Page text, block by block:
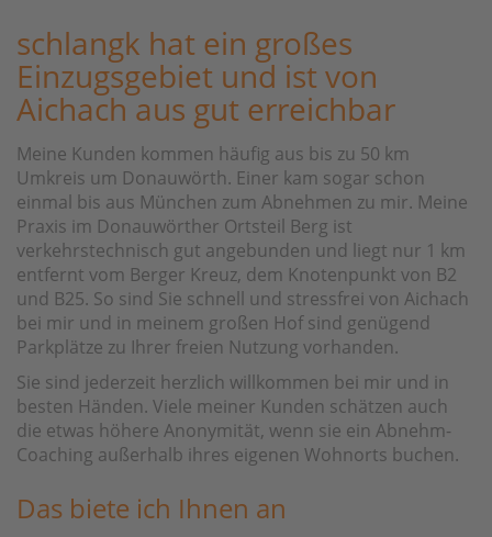
schlangk hat ein großes
Einzugsgebiet und ist von
Aichach aus gut erreichbar
Meine Kunden kommen häufig aus bis zu 50 km
Umkreis um Donauwörth. Einer kam sogar schon
einmal bis aus München zum Abnehmen zu mir. Meine
Praxis im Donauwörther Ortsteil Berg ist
verkehrstechnisch gut angebunden und liegt nur 1 km
entfernt vom Berger Kreuz, dem Knotenpunkt von B2
und B25. So sind Sie schnell und stressfrei von Aichach
bei mir und in meinem großen Hof sind genügend
Parkplätze zu Ihrer freien Nutzung vorhanden.
Sie sind jederzeit herzlich willkommen bei mir und in
besten Händen. Viele meiner Kunden schätzen auch
die etwas höhere Anonymität, wenn sie ein Abnehm-
Coaching außerhalb ihres eigenen Wohnorts buchen.
Das biete ich Ihnen an